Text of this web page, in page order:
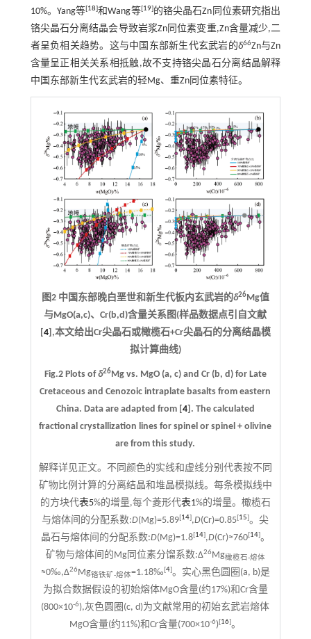
10%。Yang等[18]和Wang等[19]的铬尖晶石Zn同位素研究指出
铬尖晶石分离结晶会导致岩浆Zn同位素变重,Zn含量减少,二
者呈负相关趋势。这与中国东部新生代玄武岩的δ66Zn与Zn
含量呈正相关关系相抵触,故不支持铬尖晶石分离结晶解释
中国东部新生代玄武岩的轻Mg、重Zn同位素特征。
图2 中国东部晚白垩世和新生代板内玄武岩的δ26Mg值
与MgO(a,c)、Cr(b,d)含量关系图(样品数据点引自文献
[4],本文给出Cr尖晶石或橄榄石+Cr尖晶石的分离结晶模
拟计算曲线)
Fig.2 Plots ofδ26Mg vs. MgO (a, c) and Cr (b, d) for Late
Cretaceous and Cenozoic intraplate basalts from eastern
China. Data are adapted from [4]. The calculated
fractional crystallization lines for spinel or spinel + olivine
are from this study.
解释详见正文。不同颜色的实线和虚线分别代表按不同
矿物比例计算的分离结晶和堆晶模拟线。每条模拟线中
的方块代表5%的增量,每个菱形代表1%的增量。橄榄石
与熔体间的分配系数:D(Mg)=5.89[14],D(Cr)=0.85[15]。尖
晶石与熔体间的分配系数:D(Mg)=1.8[14],D(Cr)≈760[14]。
矿物与熔体间的Mg同位素分馏系数:Δ26Mg橄榄石-熔体
≈0‰,Δ26Mg铬铁矿-熔体=1.18‰[4]。实心黑色圆圈(a, b)是
为拟合数据假设的初始熔体MgO含量(约17%)和Cr含量
(800×10-6),灰色圆圈(c, d)为文献常用的初始玄武岩熔体
MgO含量(约11%)和Cr含量(700×10-6)[16]。